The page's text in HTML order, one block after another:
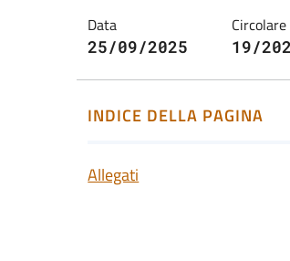
Data
25/09/2025
Circolare
19/
INDICE DELLA PAGINA
Allegati